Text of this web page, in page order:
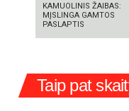
KAMUOLINIS ŽAIBAS:
MĮSLINGA GAMTOS
PASLAPTIS
Taip pat